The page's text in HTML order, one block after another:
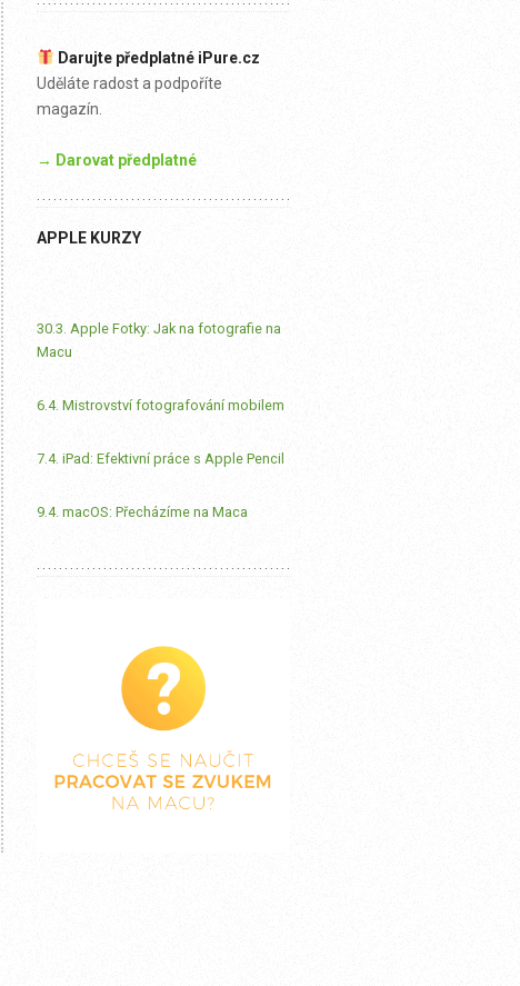
Darujte předplatné iPure.cz
Uděláte radost a podpoříte
magazín.
→ Darovat předplatné
APPLE KURZY
30.3. Apple Fotky: Jak na fotografie na
Macu
6.4. Mistrovství fotografování mobilem
7.4. iPad: Efektivní práce s Apple Pencil
9.4. macOS: Přecházíme na Maca